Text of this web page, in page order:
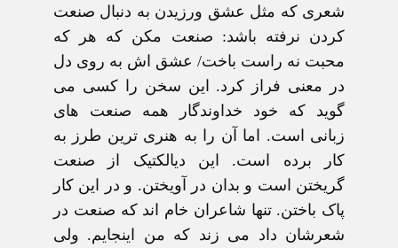
شعری که مثل عشق ورزيدن به دنبال صنعت
کردن نرفته باشد: صنعت مکن که هر که
محبت نه راست باخت/ عشق اش به روی دل
در معنی فراز کرد. اين سخن را کسی می
گويد که خود خداوندگار همه صنعت های
زبانی است. اما آن را به هنری ترين طرز به
کار برده است. اين ديالکتيک از صنعت
گريختن است و بدان در آويختن. و در اين کار
پاک باختن. تنها شاعران خام اند که صنعت در
شعرشان داد می زند که من اينجايم. ولی